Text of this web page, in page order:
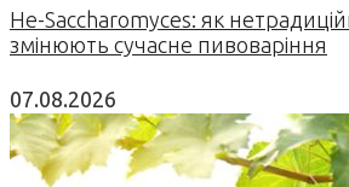
Не-Saccharomyces: як
змінюють сучасне пивоваріння
07.08.2026